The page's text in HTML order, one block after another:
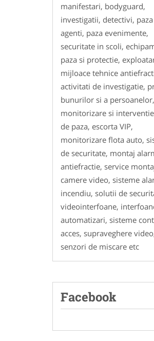
manifestari, bodyguard,
investigatii, detectivi,
agenti, paza evenimente,
securitate in scoli,
paza si protectie,
mijloace tehnice
activitati de investigatie,
bunurilor si a persoanelor,
monitorizare si
de paza, escorta VIP,
monitorizare flota auto,
de securitate, montaj
antiefractie, service
camere video, sisteme
incendiu, solutii de
videointerfoane,
automatizari, sisteme
acces, supraveghere
senzori de miscare etc
Facebook